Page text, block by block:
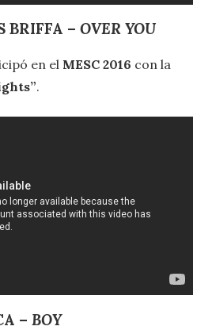
BRIFFA – OVER YOU
en el MESC 2016 con la
.
– BOY